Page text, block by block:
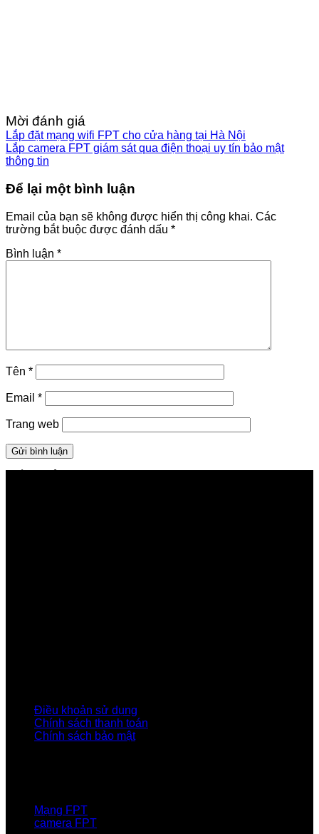
Mời đánh giá
Lắp đặt mạng wifi FPT cho cửa hàng tại Hà Nội
Lắp camera FPT giám sát qua điện thoại uy tín bảo mật
thông tin
Để lại một bình luận
Email của bạn sẽ không được hiển thị công khai. Các
trường bắt buộc được đánh dấu *
Bình luận *
Tên *
Email *
Trang web
Điều khoản sử dụng
Chính sách thanh toán
Chính sách bảo mật
Mạng FPT
camera FPT